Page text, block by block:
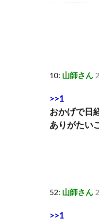
10: 山師さん
>>1
おかげで日
ありがたい
52: 山師さん
>>1